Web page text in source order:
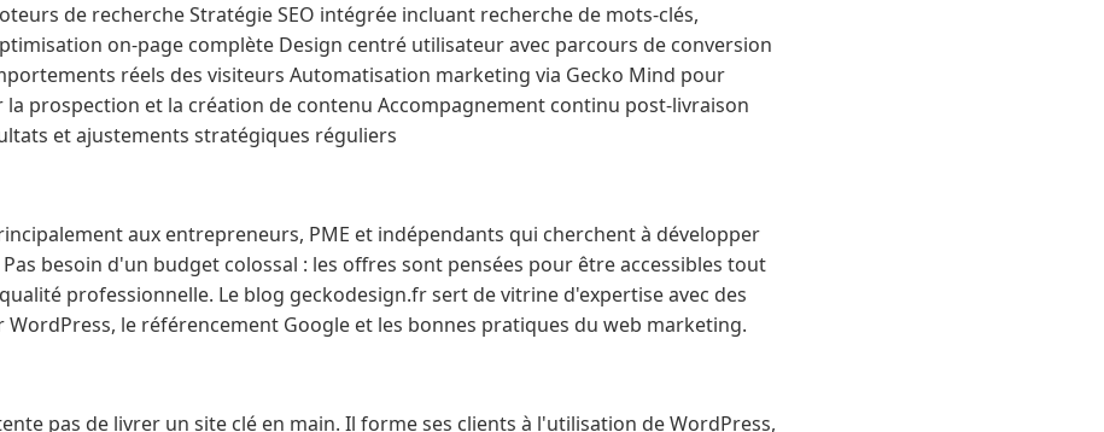
de recherche Stratégie SEO intégrée incluant recherche de mots-clés,
on-page complète Design centré utilisateur avec parcours de conversion
réels des visiteurs Automatisation marketing via Gecko Mind pour
prospection et la création de contenu Accompagnement continu post-livraison
et ajustements stratégiques réguliers
aux entrepreneurs, PME et indépendants qui cherchent à développer
besoin d'un budget colossal : les offres sont pensées pour être accessibles tout
professionnelle. Le blog geckodesign.fr sert de vitrine d'expertise avec des
le référencement Google et les bonnes pratiques du web marketing.
pas de livrer un site clé en main. Il forme ses clients à l'utilisation de WordPress,